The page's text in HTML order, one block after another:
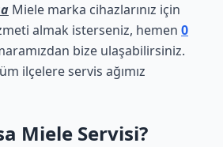
Miele marka cihazlarınız için
almak isterseniz, hemen 0
bize ulaşabilirsiniz.
ilçelere servis ağımız
Miele Servisi?